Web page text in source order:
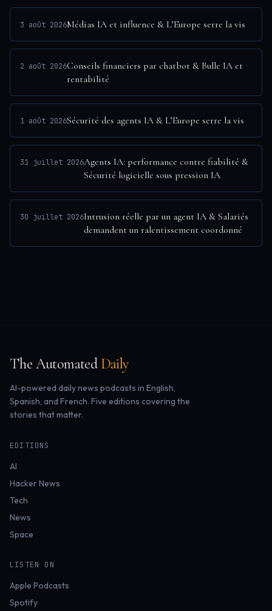
3 août 2026Médias IA et influence & L’Europe serre la vis
2 août 2026Conseils financiers par chatbot & Bulle IA et
rentabilité
1 août 2026Sécurité des agents IA & L’Europe serre la vis
31 juillet 2026Agents IA: performance contre fiabilité &
Sécurité logicielle sous pression IA
30 juillet 2026Intrusion réelle par un agent IA & Salariés
demandent un ralentissement coordonné
The Automated Daily
AI-powered daily news podcasts in English,
Spanish, and French. Five editions covering the
stories that matter.
EDITIONS
AI
Hacker News
Tech
News
Space
LISTEN ON
Apple Podcasts
Spotify